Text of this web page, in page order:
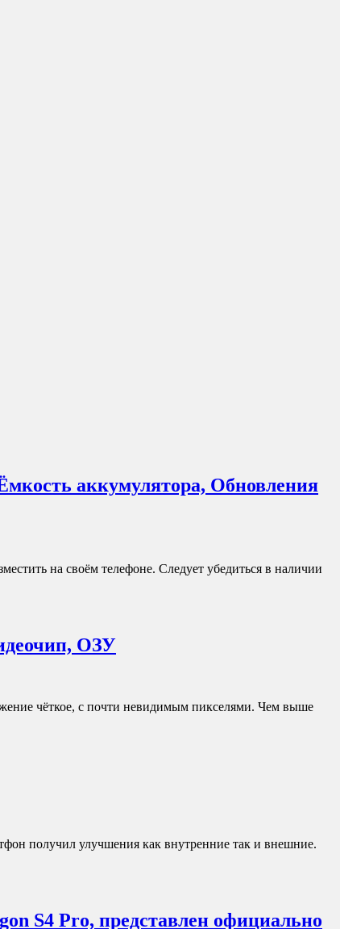
аккумулятора, Обновления
на своём телефоне. Следует убедиться в наличии
ОЗУ
чёткое, с почти невидимым пикселями. Чем выше
получил улучшения как внутренние так и внешние.
S4 Pro, представлен официально